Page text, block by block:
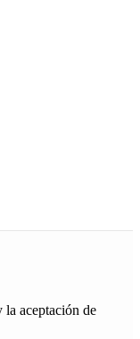
la aceptación de